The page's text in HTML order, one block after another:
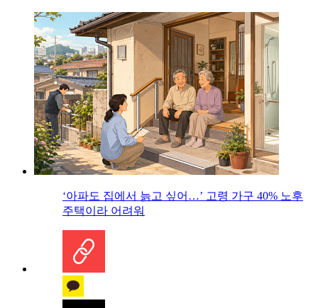
‘아파도 집에서 늙고 싶어…’ 고령 가구 40% 노후
주택이라 어려워